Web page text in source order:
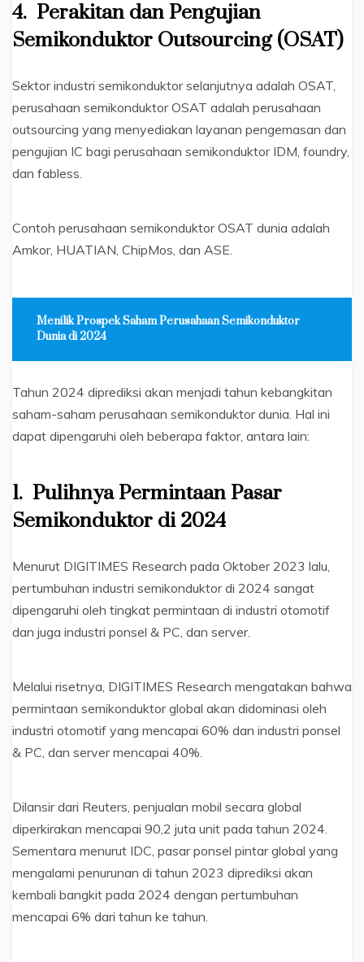
4. Perakitan dan Pengujian
Semikonduktor Outsourcing (OSAT)
Sektor industri semikonduktor selanjutnya adalah OSAT,
perusahaan semikonduktor OSAT adalah perusahaan
outsourcing yang menyediakan layanan pengemasan dan
pengujian IC bagi perusahaan semikonduktor IDM, foundry,
dan fabless.
Contoh perusahaan semikonduktor OSAT dunia adalah
Amkor, HUATIAN, ChipMos, dan ASE.
Menilik Prospek Saham Perusahaan Semikonduktor
Dunia di 2024
Tahun 2024 diprediksi akan menjadi tahun kebangkitan
saham-saham perusahaan semikonduktor dunia. Hal ini
dapat dipengaruhi oleh beberapa faktor, antara lain:
1. Pulihnya Permintaan Pasar
Semikonduktor di 2024
Menurut DIGITIMES Research pada Oktober 2023 lalu,
pertumbuhan industri semikonduktor di 2024 sangat
dipengaruhi oleh tingkat permintaan di industri otomotif
dan juga industri ponsel & PC, dan server.
Melalui risetnya, DIGITIMES Research mengatakan bahwa
permintaan semikonduktor global akan didominasi oleh
industri otomotif yang mencapai 60% dan industri ponsel
& PC, dan server mencapai 40%.
Dilansir dari Reuters, penjualan mobil secara global
diperkirakan mencapai 90,2 juta unit pada tahun 2024.
Sementara menurut IDC, pasar ponsel pintar global yang
mengalami penurunan di tahun 2023 diprediksi akan
kembali bangkit pada 2024 dengan pertumbuhan
mencapai 6% dari tahun ke tahun.